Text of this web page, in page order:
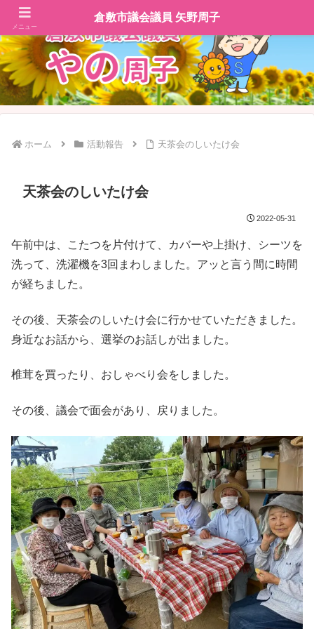
ホーム 活動報告 天茶会のしいたけ会
天茶会のしいたけ会
2022-05-31
午前中は、こたつを片付けて、カバーや上掛け、シーツを
洗って、洗濯機を3回まわしました。アッと言う間に時間
が経ちました。
その後、天茶会のしいたけ会に行かせていただきました。
身近なお話から、選挙のお話しが出ました。
椎茸を買ったり、おしゃべり会をしました。
その後、議会で面会があり、戻りました。
メニュー
倉敷市議会議員 矢野周子